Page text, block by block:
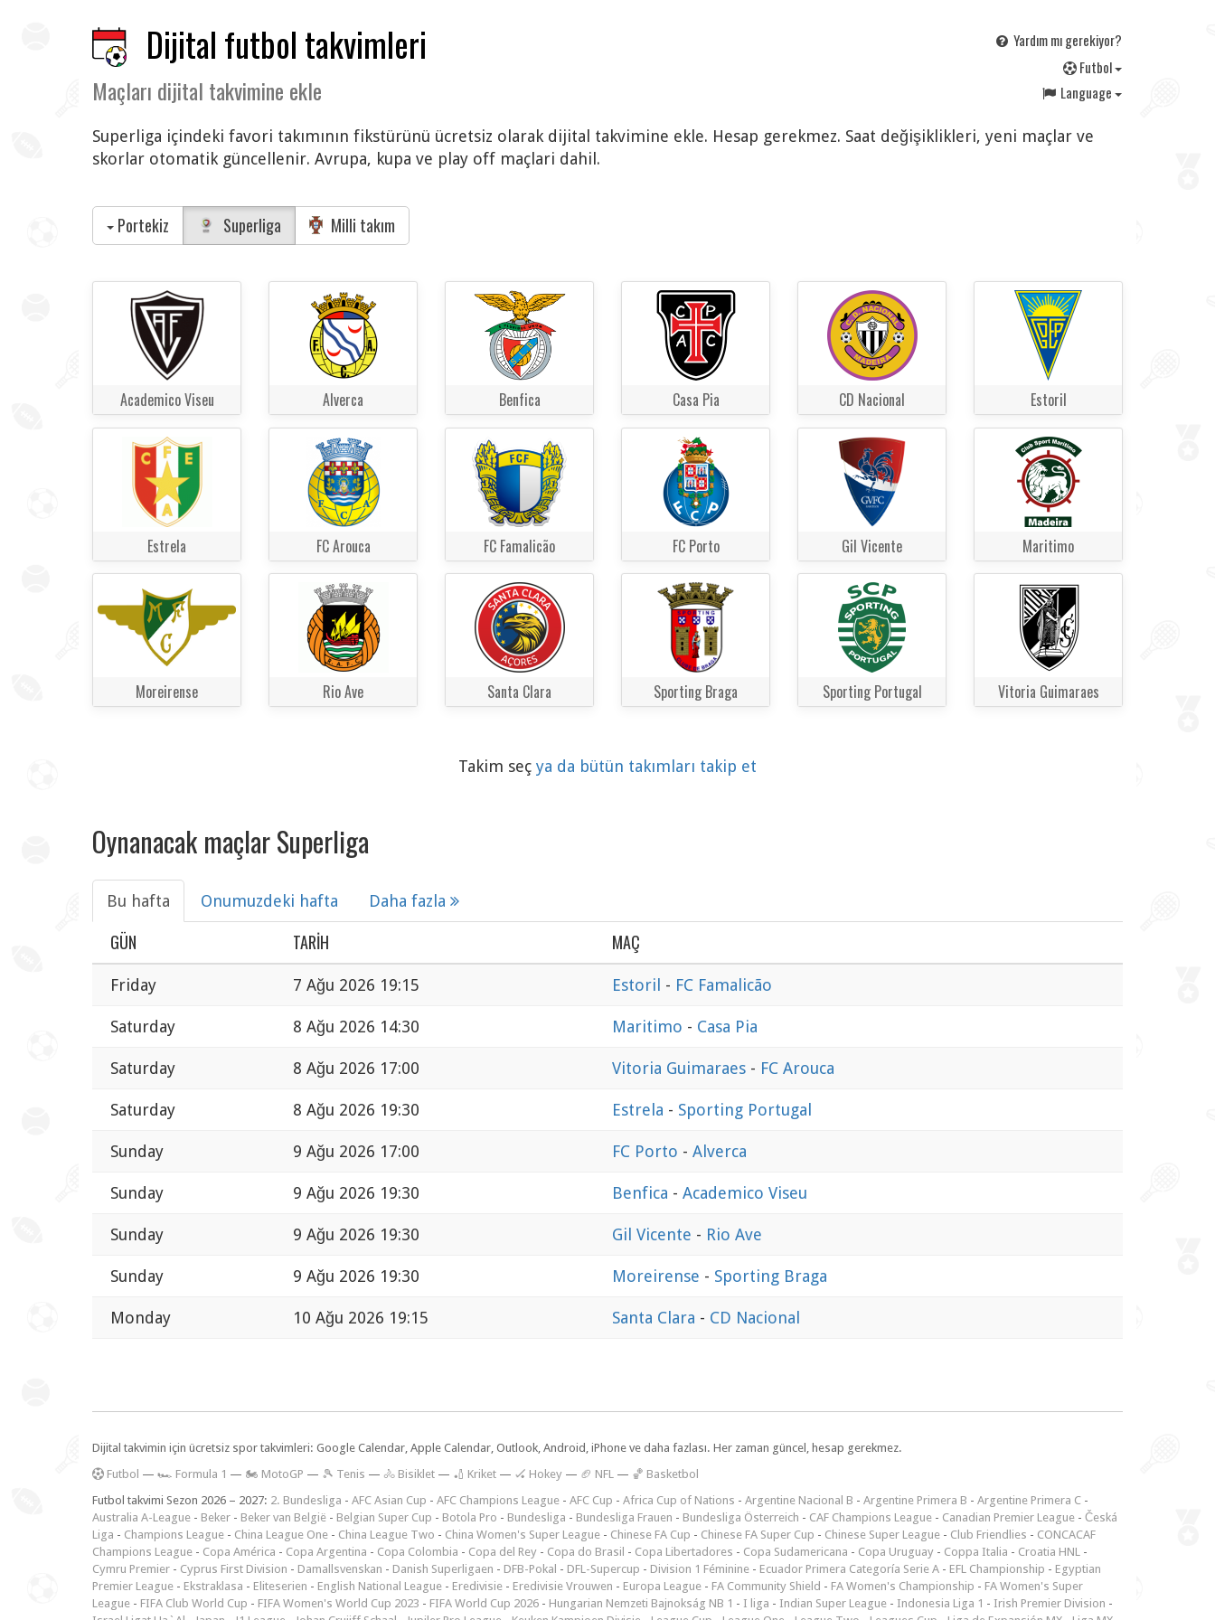
Dijital futbol takvimleri
Maçları dijital takvimine ekle
Yardım mı gerekiyor?
Futbol
Language
Superliga içindeki favori takımının fikstürünü ücretsiz olarak dijital takvimine ekle. Hesap gerekmez. Saat değişiklikleri, yeni maçlar ve
skorlar otomatik güncellenir. Avrupa, kupa ve play off maçlari dahil.
Portekiz Superliga Milli takım
Academico Viseu Alverca Benfica Casa Pia CD Nacional Estoril
Estrela FC Arouca FC Famalicão FC Porto Gil Vicente Maritimo
Moreirense Rio Ave Santa Clara Sporting Braga Sporting Portugal Vitoria Guimaraes
Takim seç ya da bütün takımları takip et
Oynanacak maçlar Superliga
Bu hafta Onumuzdeki hafta Daha fazla
GÜN TARIH MAÇ
Friday 7 Ağu 2026 19:15 Estoril - FC Famalicão
Saturday 8 Ağu 2026 14:30 Maritimo - Casa Pia
Saturday 8 Ağu 2026 17:00 Vitoria Guimaraes - FC Arouca
Saturday 8 Ağu 2026 19:30 Estrela - Sporting Portugal
Sunday 9 Ağu 2026 17:00 FC Porto - Alverca
Sunday 9 Ağu 2026 19:30 Benfica - Academico Viseu
Sunday 9 Ağu 2026 19:30 Gil Vicente - Rio Ave
Sunday 9 Ağu 2026 19:30 Moreirense - Sporting Braga
Monday 10 Ağu 2026 19:15 Santa Clara - CD Nacional
Dijital takvimin için ücretsiz spor takvimleri: Google Calendar, Apple Calendar, Outlook, Android, iPhone ve daha fazlası. Her zaman güncel, hesap gerekmez.
Futbol — 🏎️ Formula 1 — 🏍 MotoGP — 🎾 Tenis — 🚴 Bisiklet — 🏏 Kriket — 🏑 Hokey — 🏈 NFL — 🏀 Basketbol
Futbol takvimi Sezon 2026 – 2027: 2. Bundesliga - AFC Asian Cup - AFC Champions League - AFC Cup - Africa Cup of Nations - Argentine Nacional B - Argentine Primera B - Argentine Primera C -
Australia A-League - Beker - Beker van België - Belgian Super Cup - Botola Pro - Bundesliga - Bundesliga Frauen - Bundesliga Österreich - CAF Champions League - Canadian Premier League - Česká
Liga - Champions League - China League One - China League Two - China Women's Super League - Chinese FA Cup - Chinese FA Super Cup - Chinese Super League - Club Friendlies - CONCACAF
Champions League - Copa América - Copa Argentina - Copa Colombia - Copa del Rey - Copa do Brasil - Copa Libertadores - Copa Sudamericana - Copa Uruguay - Coppa Italia - Croatia HNL -
Cymru Premier - Cyprus First Division - Damallsvenskan - Danish Superligaen - DFB-Pokal - DFL-Supercup - Division 1 Féminine - Ecuador Primera Categoría Serie A - EFL Championship - Egyptian
Premier League - Ekstraklasa - Eliteserien - English National League - Eredivisie - Eredivisie Vrouwen - Europa League - FA Community Shield - FA Women's Championship - FA Women's Super
League - FIFA Club World Cup - FIFA Women's World Cup 2023 - FIFA World Cup 2026 - Hungarian Nemzeti Bajnokság NB 1 - I liga - Indian Super League - Indonesia Liga 1 - Irish Premier Division -